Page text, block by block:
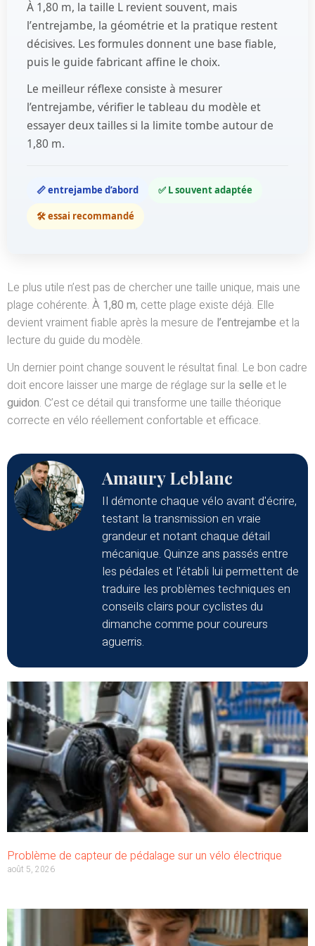
À 1,80 m, la taille L revient souvent, mais
l’entrejambe, la géométrie et la pratique restent
décisives. Les formules donnent une base fiable,
puis le guide fabricant affine le choix.
Le meilleur réflexe consiste à mesurer
l’entrejambe, vérifier le tableau du modèle et
essayer deux tailles si la limite tombe autour de
1,80 m.
📏 entrejambe d’abord ✅ L souvent adaptée
🛠️ essai recommandé
Le plus utile n’est pas de chercher une taille unique, mais une
plage cohérente. À 1,80 m, cette plage existe déjà. Elle
devient vraiment fiable après la mesure de l’entrejambe et la
lecture du guide du modèle.
Un dernier point change souvent le résultat final. Le bon cadre
doit encore laisser une marge de réglage sur la selle et le
guidon. C’est ce détail qui transforme une taille théorique
correcte en vélo réellement confortable et efficace.
Amaury Leblanc
Il démonte chaque vélo avant d'écrire,
testant la transmission en vraie
grandeur et notant chaque détail
mécanique. Quinze ans passés entre
les pédales et l'établi lui permettent de
traduire les problèmes techniques en
conseils clairs pour cyclistes du
dimanche comme pour coureurs
aguerris.
Problème de capteur de pédalage sur un vélo électrique
août 5, 2026